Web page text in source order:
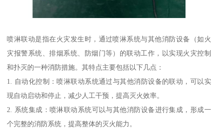
喷淋联动是指在火灾发生时，通过喷淋系统与其他消防设备（如火
灾报警系统、排烟系统、防烟门等）的联动工作，以实现火灾控制
和扑灭的一种消防措施。其特点主要包括以下几点：
1. 自动化控制：喷淋联动系统通过与其他消防设备的联动，可以实
现自动启动和停止，减少人工干预，提高灭火效率。
2. 系统集成：喷淋联动系统可以与其他消防设备进行集成，形成一
个完整的消防系统，提高整体的灭火能力。